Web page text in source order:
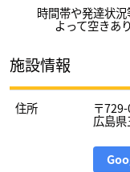
時間帯や発達状況
よって空きあり
施設情報
住所 〒
広島